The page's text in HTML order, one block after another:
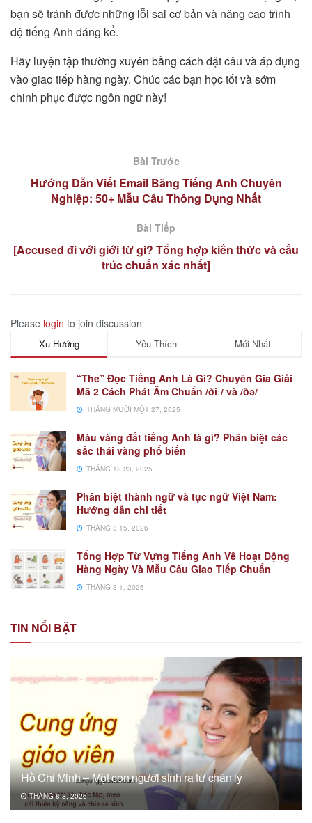
bạn sẽ tránh được những lỗi sai cơ bản và nâng cao trình
độ tiếng Anh đáng kể.
Hãy luyện tập thường xuyên bằng cách đặt câu và áp dụng
vào giao tiếp hàng ngày. Chúc các bạn học tốt và sớm
chinh phục được ngôn ngữ này!
Bài Trước
Hướng Dẫn Viết Email Bằng Tiếng Anh Chuyên
Nghiệp: 50+ Mẫu Câu Thông Dụng Nhất
Bài Tiếp
[Accused đi với giới từ gì? Tổng hợp kiến thức và cấu
trúc chuẩn xác nhất]
Please login to join discussion
Xu Hướng Yêu Thích Mới Nhất
“The” Đọc Tiếng Anh Là Gì? Chuyên Gia Giải
Mã 2 Cách Phát Âm Chuẩn /ðiː/ và /ðə/
THÁNG MƯỜI MỘT 27, 2025
Màu vàng đất tiếng Anh là gì? Phân biệt các
sắc thái vàng phổ biến
THÁNG 12 23, 2025
Phân biệt thành ngữ và tục ngữ Việt Nam:
Hướng dẫn chi tiết
THÁNG 3 15, 2026
Tổng Hợp Từ Vựng Tiếng Anh Về Hoạt Động
Hàng Ngày Và Mẫu Câu Giao Tiếp Chuẩn
THÁNG 3 1, 2026
TIN NỔI BẬT
Hồ Chí Minh – Một con người sinh ra từ chân lý
THÁNG 8 8, 2026